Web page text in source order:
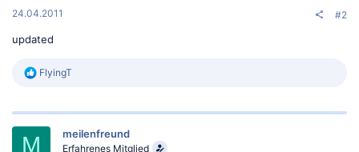
:
24.04.2011 #2
updated
R
k
i
FlyingT
M meilenfreund
Erfahrenes Mitglied